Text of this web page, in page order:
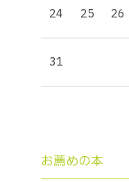
24 25 26
31
お薦めの本